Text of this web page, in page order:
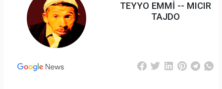
TEYYO EMMİ -- MICIR
TAJDO